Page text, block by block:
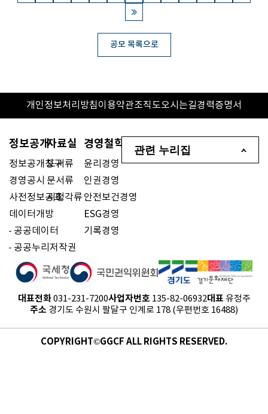
공모 목록으로
개인정보처리방침이용약관조직도오시는길경력증명서
대표전화 031-231-7200사업자번호 135-82-06932대표 유정주
주소 경기도 수원시 팔달구 인계로 178 (우편번호 16488)
정보공개
정보공개청구
경영공시
사전정보공표
데이터개방
공공데이터
공공누리저작권
자료실
도서류
문서류
시청각류
경영철학
윤리경영
인권경영
안전보건경영
ESG경영
기록경영
관련 누리집
COPYRIGHT©GGCF ALL RIGHTS RESERVED.